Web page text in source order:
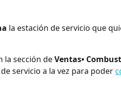
la estación de servicio que
la sección de Ventas•
servicio a la vez para poder